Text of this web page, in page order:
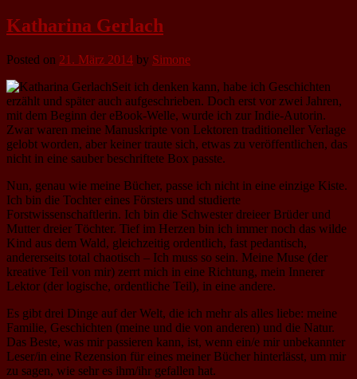
Katharina Gerlach
Posted on 21. März 2014 by Simone
Seit ich denken kann, habe ich Geschichten
erzählt und später auch aufgeschrieben. Doch erst vor zwei Jahren,
mit dem Beginn der eBook-Welle, wurde ich zur Indie-Autorin.
Zwar waren meine Manuskripte von Lektoren traditioneller Verlage
gelobt worden, aber keiner traute sich, etwas zu veröffentlichen, das
nicht in eine sauber beschriftete Box passte.
Nun, genau wie meine Bücher, passe ich nicht in eine einzige Kiste.
Ich bin die Tochter eines Försters und studierte
Forstwissenschaftlerin. Ich bin die Schwester dreieer Brüder und
Mutter dreier Töchter. Tief im Herzen bin ich immer noch das wilde
Kind aus dem Wald, gleichzeitig ordentlich, fast pedantisch,
andererseits total chaotisch – Ich muss so sein. Meine Muse (der
kreative Teil von mir) zerrt mich in eine Richtung, mein Innerer
Lektor (der logische, ordentliche Teil), in eine andere.
Es gibt drei Dinge auf der Welt, die ich mehr als alles liebe: meine
Familie, Geschichten (meine und die von anderen) und die Natur.
Das Beste, was mir passieren kann, ist, wenn ein/e mir unbekannter
Leser/in eine Rezension für eines meiner Bücher hinterlässt, um mir
zu sagen, wie sehr es ihm/ihr gefallen hat.